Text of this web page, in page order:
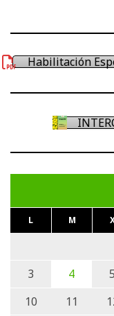
Habilitación
L M
3
4 5
10
11